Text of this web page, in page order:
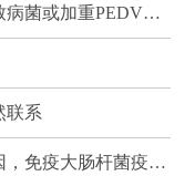
肠道平衡被打破，大肠杆菌等肠道致病菌或加重PEDV感染
联系
母猪健康问题是新生仔猪腹泻的诱因，免疫大肠杆菌疫苗可有效降低其发病率和死亡率